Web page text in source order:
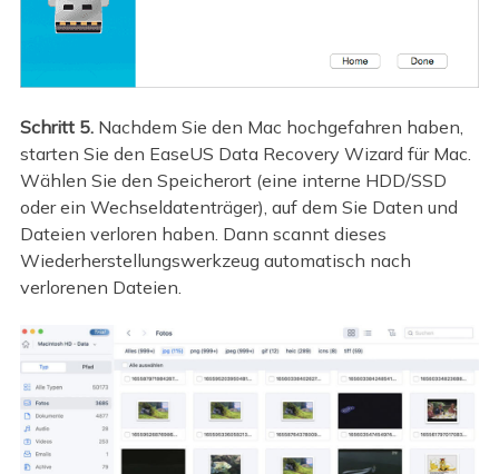
Schritt 5. Nachdem Sie den Mac hochgefahren haben,
starten Sie den EaseUS Data Recovery Wizard für Mac.
Wählen Sie den Speicherort (eine interne HDD/SSD
oder ein Wechseldatenträger), auf dem Sie Daten und
Dateien verloren haben. Dann scannt dieses
Wiederherstellungswerkzeug automatisch nach
verlorenen Dateien.